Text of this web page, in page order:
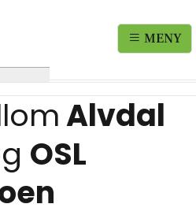
MENY
Alvdal
OSL